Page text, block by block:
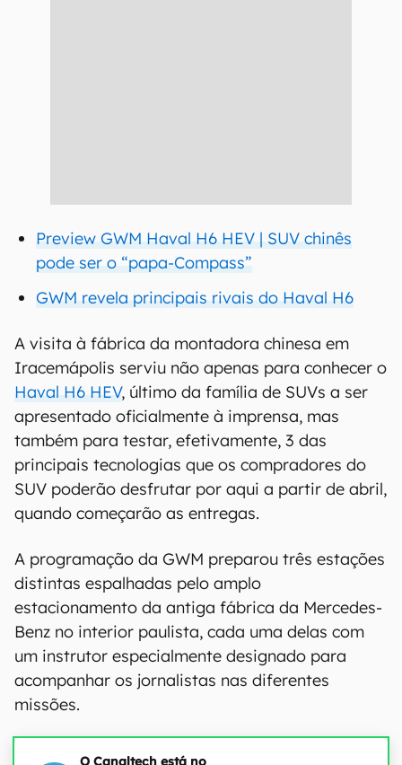
Preview GWM Haval H6 HEV | SUV chinês
pode ser o “papa-Compass”
GWM revela principais rivais do Haval H6
A visita à fábrica da montadora chinesa em
Iracemápolis serviu não apenas para conhecer o
Haval H6 HEV, último da família de SUVs a ser
apresentado oficialmente à imprensa, mas
também para testar, efetivamente, 3 das
principais tecnologias que os compradores do
SUV poderão desfrutar por aqui a partir de abril,
quando começarão as entregas.
A programação da GWM preparou três estações
distintas espalhadas pelo amplo
estacionamento da antiga fábrica da Mercedes-
Benz no interior paulista, cada uma delas com
um instrutor especialmente designado para
acompanhar os jornalistas nas diferentes
missões.
O Canaltech está no